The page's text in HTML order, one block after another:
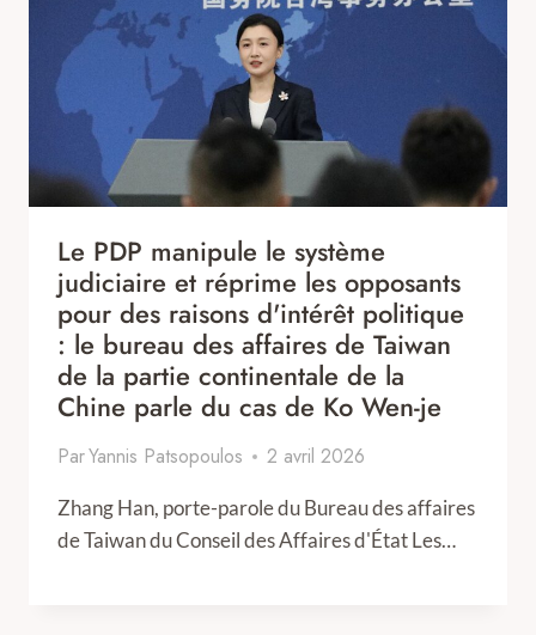
Le PDP manipule le système
judiciaire et réprime les opposants
pour des raisons d'intérêt politique
: le bureau des affaires de Taiwan
de la partie continentale de la
Chine parle du cas de Ko Wen-je
ParYannis Patsopoulos 2 avril 2026
Zhang Han, porte-parole du Bureau des affaires
de Taiwan du Conseil des Affaires d'État Les…